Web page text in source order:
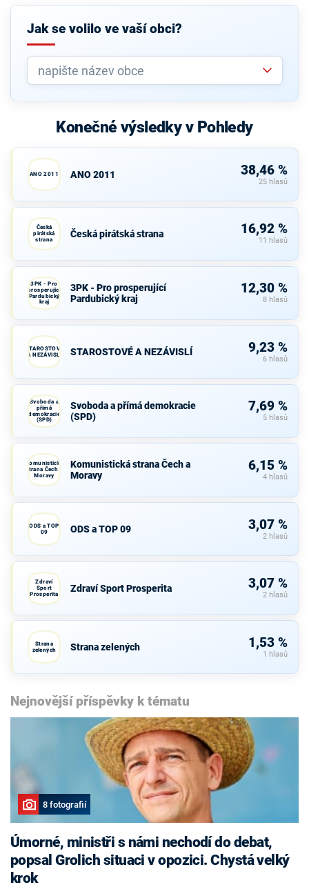
Jak se volilo ve vaší obci?
Konečné výsledky v Pohledy
ANO 2011 ANO 2011 38,46 %
25 hlasů
Česká
pirátská
strana
Česká pirátská strana 16,92 %
11 hlasů
3PK - Pro
prosperující
Pardubický
kraj
3PK - Pro prosperující
Pardubický kraj
12,30 %
8 hlasů
STAROSTOVÉ
A NEZÁVISLÍ
STAROSTOVÉ A NEZÁVISLÍ 9,23 %
6 hlasů
Svoboda a
přímá
demokracie
(SPD)
Svoboda a přímá demokracie
(SPD)
7,69 %
5 hlasů
Komunistická
strana Čech a
Moravy
Komunistická strana Čech a
Moravy
6,15 %
4 hlasů
ODS a TOP
09
ODS a TOP 09 3,07 %
2 hlasů
Zdraví
Sport
Prosperita
Zdraví Sport Prosperita 3,07 %
2 hlasů
Strana
zelených
Strana zelených 1,53 %
1 hlasů
Nejnovější příspěvky k tématu
8 fotografií
Úmorné, ministři s námi nechodí do debat,
popsal Grolich situaci v opozici. Chystá velký
krok